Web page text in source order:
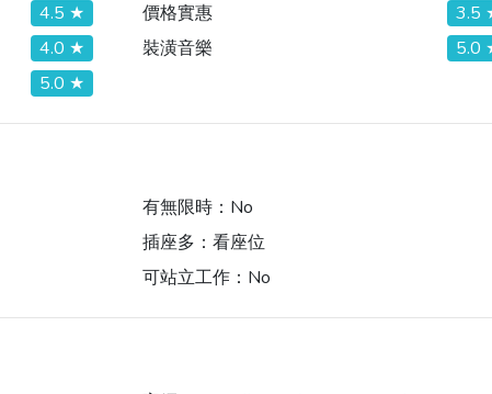
4.5 ★
4.0 ★
5.0 ★
價格實惠
3.5
裝潢音樂
5.0
有無限時： No
插座多： 看座位
可站立工作： No